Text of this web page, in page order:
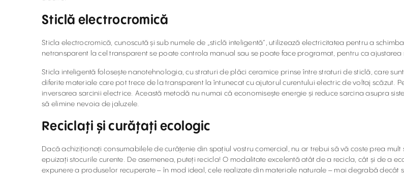
Sticlă electrocromică
Sticla electrocromică, cunoscută și sub numele de „sticlă inteligentă”, utilizează electricitatea pentru a
netransparent la cel transparent se poate controla manual sau se poate face programat, pentru ca
Sticla inteligentă folosește nanotehnologia, cu straturi de plăci ceramice prinse între straturi de sticlă, care
diferite materiale care pot trece de la transparent la întunecat cu ajutorul curentului electric de voltaj scăzut.
inversarea sarcinii electrice. Această metodă nu numai că economisește energie și reduce sarcina asupra
să elimine nevoia de jaluzele.
Reciclați și curățați ecologic
Dacă achiziționați consumabilele de curățenie din spațiul vostru comercial, nu ar trebui să vă coste prea
epuizați stocurile curente. De asemenea, puteți recicla! O modalitate excelentă atât de a recicla, cât și de a
expunere a produselor recuperate – în mod ideal, cele realizate din materiale naturale – mai degrabă decât